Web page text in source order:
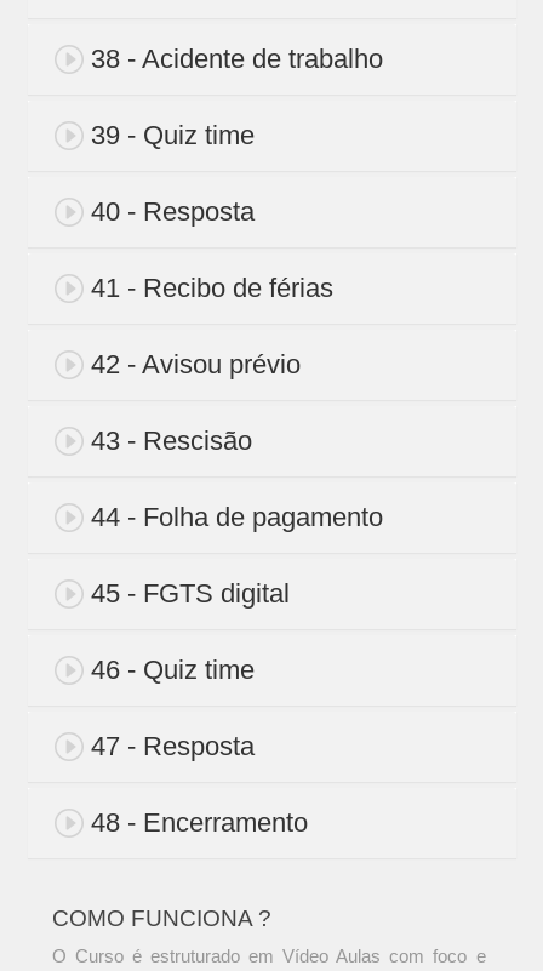
38 - Acidente de trabalho
39 - Quiz time
40 - Resposta
41 - Recibo de férias
42 - Avisou prévio
43 - Rescisão
44 - Folha de pagamento
45 - FGTS digital
46 - Quiz time
47 - Resposta
48 - Encerramento
COMO FUNCIONA ?
O Curso é estruturado em Vídeo Aulas com foco e